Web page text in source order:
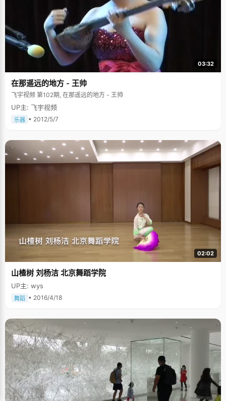
03:32
在那遥远的地方 - 王帅
飞宇视频 第102期, 在那遥远的地方 - 王帅
UP主: 飞宇视频
乐器 • 2012/5/7
02:02
山楂树 刘杨洁 北京舞蹈学院
UP主: wys
舞蹈 • 2016/4/18